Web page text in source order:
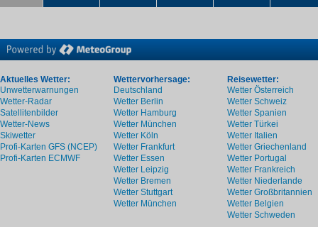
Aktuelles Wetter:
Unwetterwarnungen
Wetter-Radar
Satellitenbilder
Wetter-News
Skiwetter
Profi-Karten GFS (NCEP)
Profi-Karten ECMWF
Wettervorhersage:
Deutschland
Wetter Berlin
Wetter Hamburg
Wetter München
Wetter Köln
Wetter Frankfurt
Wetter Essen
Wetter Leipzig
Wetter Bremen
Wetter Stuttgart
Wetter München
Reisewetter:
Wetter Österreich
Wetter Schweiz
Wetter Spanien
Wetter Türkei
Wetter Italien
Wetter Griechenland
Wetter Portugal
Wetter Frankreich
Wetter Niederlande
Wetter Großbritannien
Wetter Belgien
Wetter Schweden